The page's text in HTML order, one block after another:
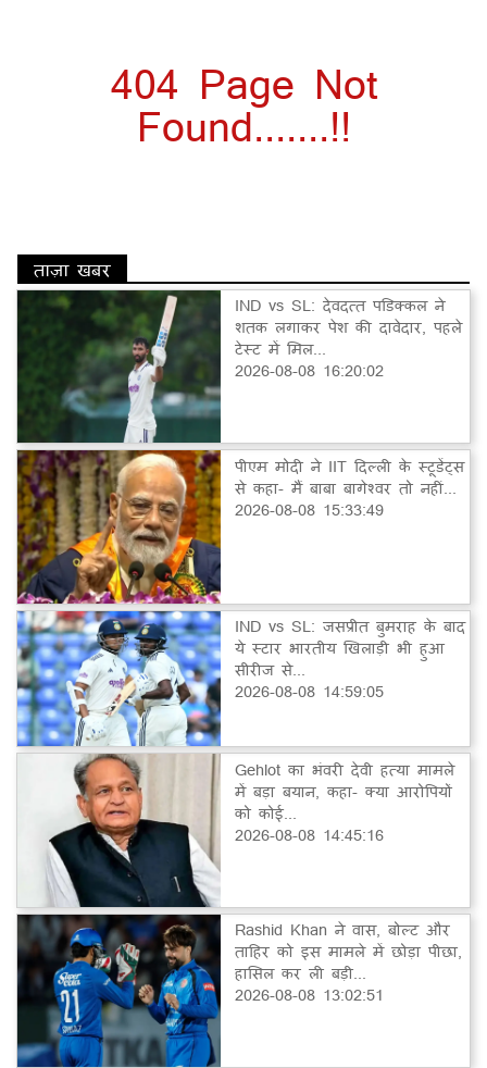
404 Page Not
Found.......!!
ताज़ा खबर
IND vs SL: देवदत्त पडिक्कल ने
शतक लगाकर पेश की दावेदार, पहले
टेस्ट में मिल...
2026-08-08 16:20:02
पीएम मोदी ने IIT दिल्ली के स्टूडेंट्स
से कहा- मैं बाबा बागेश्वर तो नहीं...
2026-08-08 15:33:49
IND vs SL: जसप्रीत बुमराह के बाद
ये स्टार भारतीय खिलाड़ी भी हुआ
सीरीज से...
2026-08-08 14:59:05
Gehlot का भंवरी देवी हत्या मामले
में बड़ा बयान, कहा- क्या आरोपियों
को कोई...
2026-08-08 14:45:16
Rashid Khan ने वास, बोल्ट और
ताहिर को इस मामले में छोड़ा पीछा,
हासिल कर ली बड़ी...
2026-08-08 13:02:51